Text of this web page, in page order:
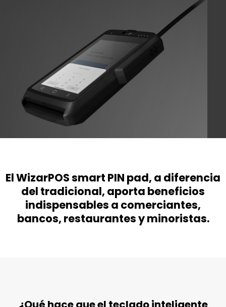
El WizarPOS smart PIN pad, a diferencia
del tradicional, aporta beneficios
indispensables a comerciantes,
bancos, restaurantes y minoristas.